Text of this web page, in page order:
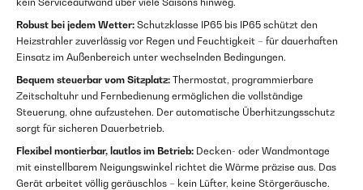
Robust bei jedem Wetter: Schutzklasse IP65 bis IP65 schützt den
Heizstrahler zuverlässig vor Regen und Feuchtigkeit – für dauerhaften
Einsatz im Außenbereich unter wechselnden Bedingungen.
Bequem steuerbar vom Sitzplatz: Thermostat, programmierbare
Zeitschaltuhr und Fernbedienung ermöglichen die vollständige
Steuerung, ohne aufzustehen. Der automatische Überhitzungsschutz
sorgt für sicheren Dauerbetrieb.
Flexibel montierbar, lautlos im Betrieb: Decken- oder Wandmontage
mit einstellbarem Neigungswinkel richtet die Wärme präzise aus. Das
Gerät arbeitet völlig geräuschlos – kein Lüfter, keine Störgeräusche.